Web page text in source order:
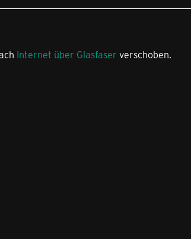
Internet über Glasfaser verschoben.